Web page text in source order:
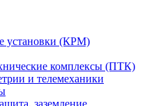
установки (КРМ)
комплексы (ПТК)
и телемеханики